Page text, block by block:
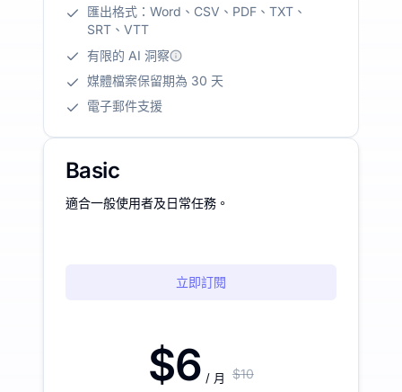
匯出格式：Word、CSV、PDF、TXT、
SRT、VTT
有限的 AI 洞察
媒體檔案保留期為 30 天
電子郵件支援
Basic
適合一般使用者及日常任務。
立即訂閱
$6 / 月 $10